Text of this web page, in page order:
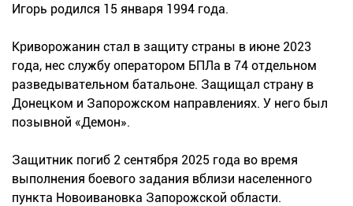
Игорь родился 15 января 1994 года.
Криворожанин стал в защиту страны в июне 2023
года, нес службу оператором БПЛа в 74 отдельном
разведывательном батальоне. Защищал страну в
Донецком и Запорожском направлениях. У него был
позывной «Демон».
Защитник погиб 2 сентября 2025 года во время
выполнения боевого задания вблизи населенного
пункта Новоивановка Запорожской области.